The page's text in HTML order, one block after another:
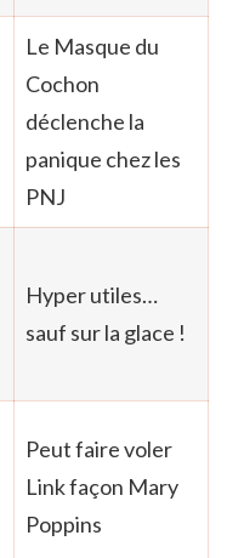
Le Masque du
Cochon
déclenche la
panique chez les
PNJ
Hyper utiles…
sauf sur la glace !
Peut faire voler
Link façon Mary
Poppins